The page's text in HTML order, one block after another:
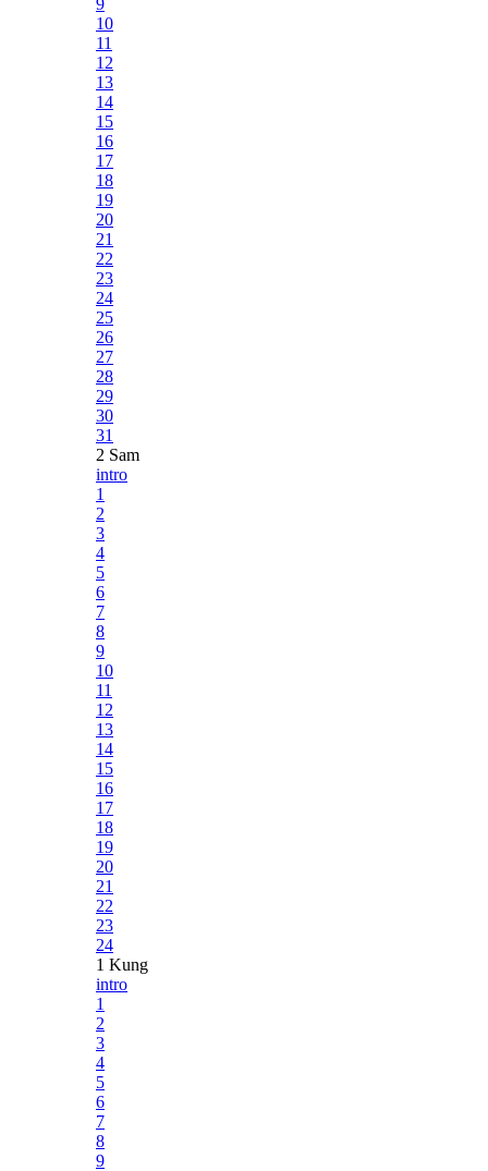
10
11
12
13
14
15
16
17
18
19
20
21
22
23
24
25
26
27
28
29
30
31
2 Sam
intro
1
2
3
4
5
6
7
8
9
10
11
12
13
14
15
16
17
18
19
20
21
22
23
24
1 Kung
intro
1
2
3
4
5
6
7
8
9